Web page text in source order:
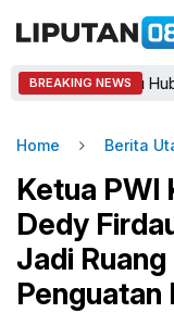
BREAKING NEWS
Baru Hubungan
Home Berita
Ketua PWI
Dedy
Jadi
Penguatan